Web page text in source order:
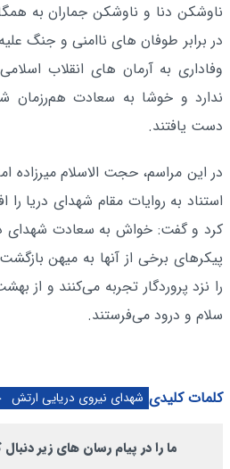
ناوشکن دنا و ناوشکن جماران به
در برابر طوفان های ناامنی و جنگ
وفاداری به آرمان های انقلاب
ندارد و خوشا به سعادت هم‌رزمان
دست یافتند.
در این مراسم، حجت الاسلام میرزاده
استناد به روایات مقام شهدای دریا
کرد و گفت: خواش به سعادت شهدای
پیکرهای برخی از آنها به میهن
را نزد پروردگار تجربه می‌کنند و از
سلام و درود می‌فرستند.
کلمات کلیدی شهدای نیروی دریایی ارتش
ما را در پیام رسان های زیر دنبال